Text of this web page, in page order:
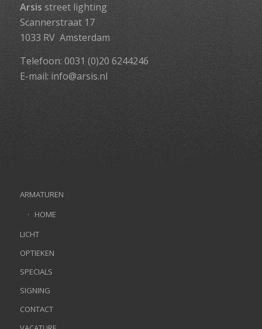
Arsis street lighting
Scannerstraat 17
1033 RV Amsterdam
Telefoon: 0031 (0)20 6244246
E-mail: info@arsis.nl
ARMATUREN
HOME
LICHT
OPTIEKEN
SPECIALS
SIGNING
CONTACT